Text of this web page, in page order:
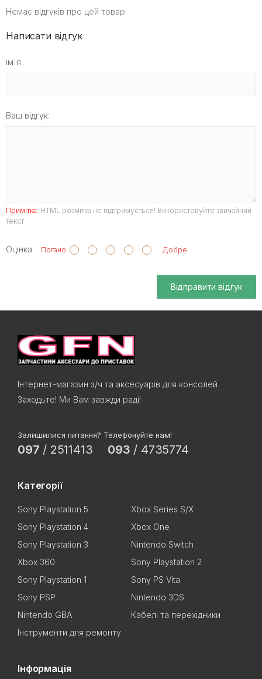
Немає відгуків про цей товар.
Написати відгук
ім'я
Ваш відгук:
Примітка: HTML розмітка не підтримується! Використовуйте звичайний
текст.
Оцінка Погано Добре
Відправити відгук
Інтернет-магазин з/ч та аксесуарів для консолей
Заходьте! Ми Вам завжди раді!
Залишилися питання? Телефонуйте нам!
097 / 2511413 093 / 4735774
Категорії
Sony Playstation 5
Xbox Series S/X
Sony Playstation 4
Xbox One
Sony Playstation 3
Nintendo Switch
Xbox 360
Sony Playstation 2
Sony Playstation 1
Sony PS Vita
Sony PSP
Nintendo 3DS
Nintendo GBA
Кабелі та перехідники
Інструменти для ремонту
Інформація